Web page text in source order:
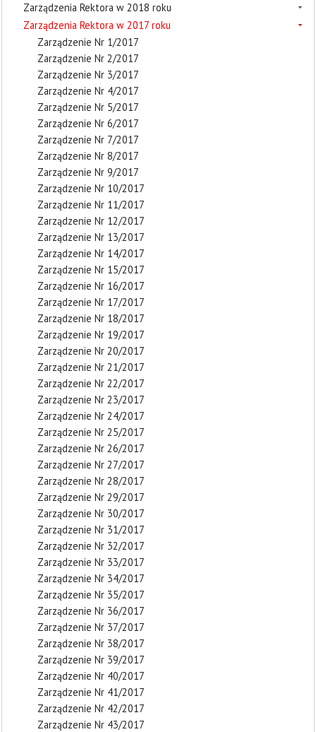
Zarządzenia Rektora w 2018 roku
Zarządzenia Rektora w 2017 roku
Zarządzenie Nr 1/2017
Zarządzenie Nr 2/2017
Zarządzenie Nr 3/2017
Zarządzenie Nr 4/2017
Zarządzenie Nr 5/2017
Zarządzenie Nr 6/2017
Zarządzenie Nr 7/2017
Zarządzenie Nr 8/2017
Zarządzenie Nr 9/2017
Zarządzenie Nr 10/2017
Zarządzenie Nr 11/2017
Zarządzenie Nr 12/2017
Zarządzenie Nr 13/2017
Zarządzenie Nr 14/2017
Zarządzenie Nr 15/2017
Zarządzenie Nr 16/2017
Zarządzenie Nr 17/2017
Zarządzenie Nr 18/2017
Zarządzenie Nr 19/2017
Zarządzenie Nr 20/2017
Zarządzenie Nr 21/2017
Zarządzenie Nr 22/2017
Zarządzenie Nr 23/2017
Zarządzenie Nr 24/2017
Zarządzenie Nr 25/2017
Zarządzenie Nr 26/2017
Zarządzenie Nr 27/2017
Zarządzenie Nr 28/2017
Zarządzenie Nr 29/2017
Zarządzenie Nr 30/2017
Zarządzenie Nr 31/2017
Zarządzenie Nr 32/2017
Zarządzenie Nr 33/2017
Zarządzenie Nr 34/2017
Zarządzenie Nr 35/2017
Zarządzenie Nr 36/2017
Zarządzenie Nr 37/2017
Zarządzenie Nr 38/2017
Zarządzenie Nr 39/2017
Zarządzenie Nr 40/2017
Zarządzenie Nr 41/2017
Zarządzenie Nr 42/2017
Zarządzenie Nr 43/2017